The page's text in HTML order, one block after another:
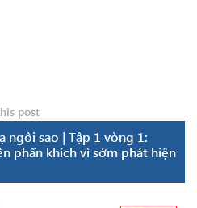
post
ngôi sao | Tập 1 vòng 1:
phấn khích vì sớm phát hiện